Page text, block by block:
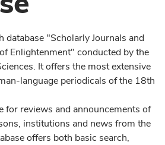
database "Scholarly Journals and
Enlightenment" conducted by the
It offers the most extensive
language periodicals of the 18th
for reviews and announcements of
institutions and news from the
offers both basic search,